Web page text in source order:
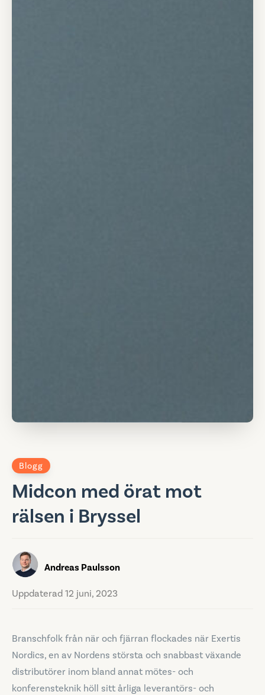
Blogg
Midcon med örat mot
rälsen i Bryssel
Andreas Paulsson
Uppdaterad 12 juni, 2023
Branschfolk från när och fjärran flockades när Exertis
Nordics, en av Nordens största och snabbast växande
distributörer inom bland annat mötes- och
konferensteknik höll sitt årliga leverantörs- och